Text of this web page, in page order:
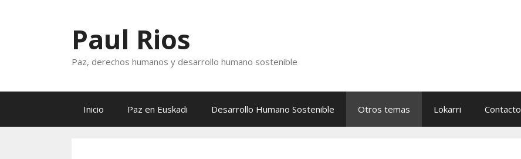
Paul Rios
Paz, derechos humanos y desarrollo humano sostenible
Inicio Paz en Euskadi Desarrollo Humano Sostenible Otros temas Lokarri Contacto